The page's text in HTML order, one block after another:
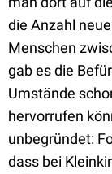
die Anzahl
Menschen
gab es die
Umstände
hervorrufen
unbegründet:
dass bei